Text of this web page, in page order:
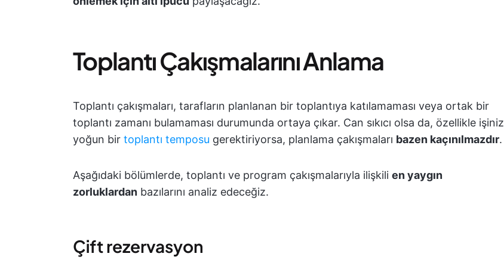
Toplantı Çakışmalarını Anlama
Toplantı çakışmaları, tarafların planlanan bir toplantıya katılamaması veya ortak bir
toplantı zamanı bulamaması durumunda ortaya çıkar. Can sıkıcı olsa da, özellikle işiniz
yoğun bir toplantı temposu gerektiriyorsa, planlama çakışmaları bazen kaçınılmazdır.
Aşağıdaki bölümlerde, toplantı ve program çakışmalarıyla ilişkili en yaygın
zorluklardan bazılarını analiz edeceğiz.
Çift rezervasyon